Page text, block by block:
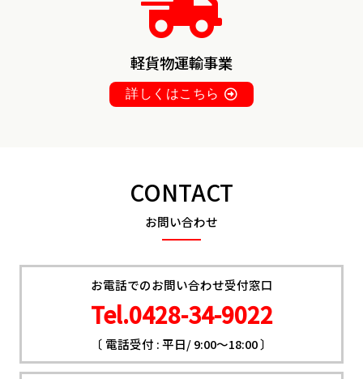
軽貨物運輸事業
詳しくはこちら
CONTACT
お問い合わせ
お電話でのお問い合わせ受付窓口
Tel.0428-34-9022
〔 電話受付 : 平日/ 9:00～18:00 〕